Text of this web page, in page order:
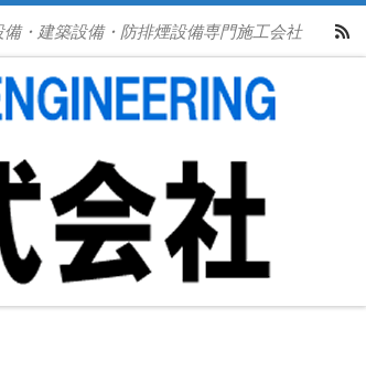
・建築設備・防排煙設備専門施工会社